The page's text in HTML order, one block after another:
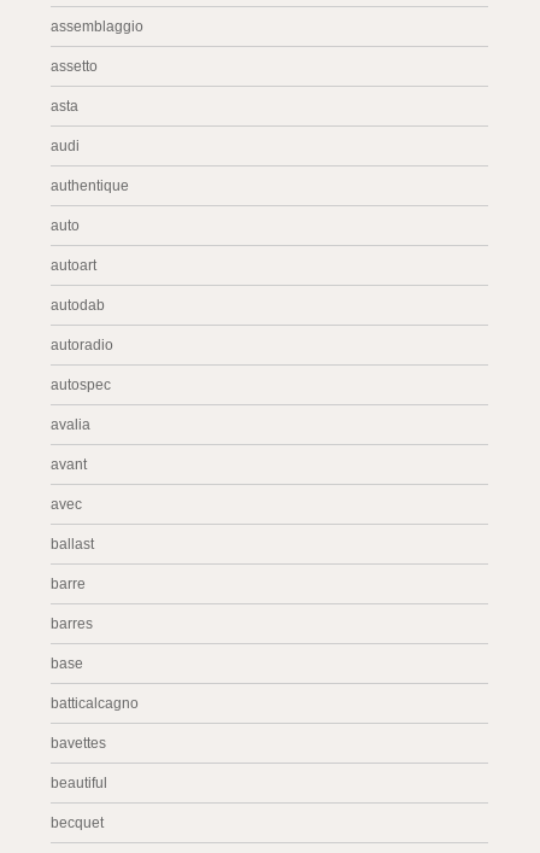
assemblaggio
assetto
asta
audi
authentique
auto
autoart
autodab
autoradio
autospec
avalia
avant
avec
ballast
barre
barres
base
batticalcagno
bavettes
beautiful
becquet